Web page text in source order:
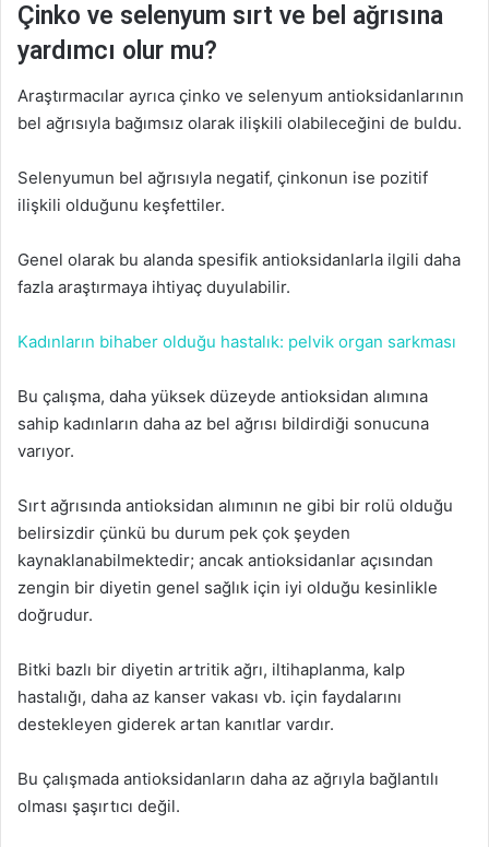
Çinko ve selenyum sırt ve bel ağrısına
yardımcı olur mu?
Araştırmacılar ayrıca çinko ve selenyum antioksidanlarının
bel ağrısıyla bağımsız olarak ilişkili olabileceğini de buldu.
Selenyumun bel ağrısıyla negatif, çinkonun ise pozitif
ilişkili olduğunu keşfettiler.
Genel olarak bu alanda spesifik antioksidanlarla ilgili daha
fazla araştırmaya ihtiyaç duyulabilir.
Kadınların bihaber olduğu hastalık: pelvik organ sarkması
Bu çalışma, daha yüksek düzeyde antioksidan alımına
sahip kadınların daha az bel ağrısı bildirdiği sonucuna
varıyor.
Sırt ağrısında antioksidan alımının ne gibi bir rolü olduğu
belirsizdir çünkü bu durum pek çok şeyden
kaynaklanabilmektedir; ancak antioksidanlar açısından
zengin bir diyetin genel sağlık için iyi olduğu kesinlikle
doğrudur.
Bitki bazlı bir diyetin artritik ağrı, iltihaplanma, kalp
hastalığı, daha az kanser vakası vb. için faydalarını
destekleyen giderek artan kanıtlar vardır.
Bu çalışmada antioksidanların daha az ağrıyla bağlantılı
olması şaşırtıcı değil.